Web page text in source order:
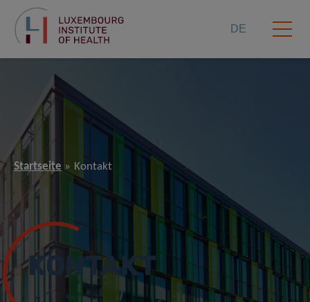
DE
Startseite Kontakt
KONTAKT